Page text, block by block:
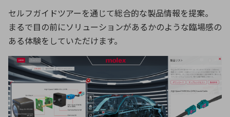
環境構築・開発システム
半導体・電子部品小ロット
セルフガイドツアーを通じて総合的な製品情報を提案。
まるで目の前にソリューションがあるかのような臨場感の
ある体験をしていただけます。